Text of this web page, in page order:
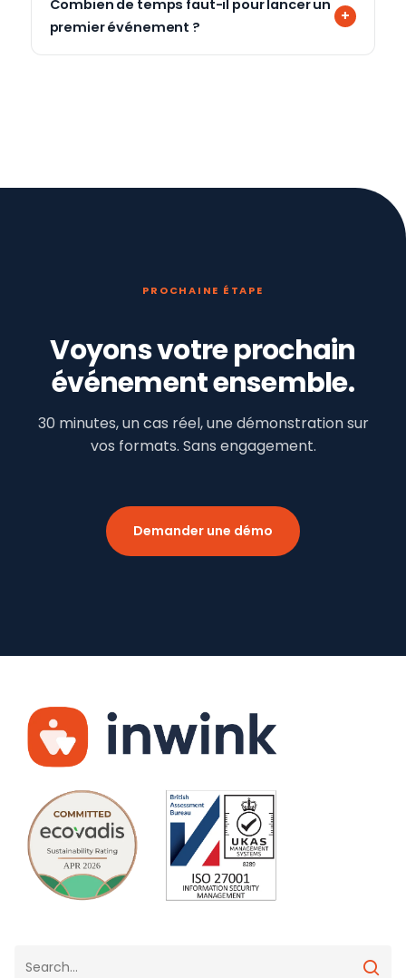
Combien de temps faut-il pour lancer un
premier événement ?
PROCHAINE ÉTAPE
Voyons votre prochain
événement ensemble.
30 minutes, un cas réel, une démonstration sur
vos formats. Sans engagement.
Demander une démo